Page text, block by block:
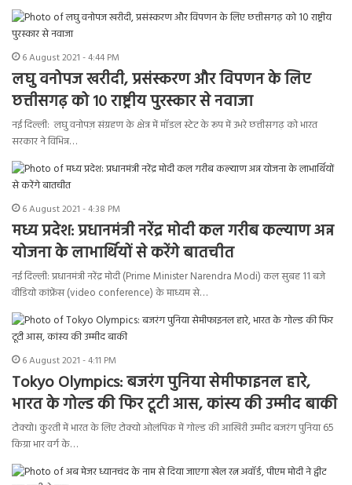
6 August 2021 - 4:44 PM
लघु वनोपज खरीदी, प्रसंस्करण और विपणन के लिए
छत्तीसगढ़ को 10 राष्ट्रीय पुरस्कार से नवाजा
नई दिल्ली: लघु वनोपज़ संग्रहण के क्षेत्र में मॉडल स्टेट के रूप में उभरे छत्तीसगढ़ को भारत
सरकार ने विभिन्न…
6 August 2021 - 4:38 PM
मध्य प्रदेश: प्रधानमंत्री नरेंद्र मोदी कल गरीब कल्याण अन्न
योजना के लाभार्थियों से करेंगे बातचीत
नई दिल्ली: प्रधानमंत्री नरेंद्र मोदी (Prime Minister Narendra Modi) कल सुबह 11 बजे
वीडियो कांफ्रेंस (video conference) के माध्यम से…
6 August 2021 - 4:11 PM
Tokyo Olympics: बजरंग पुनिया सेमीफाइनल हारे,
भारत के गोल्ड की फिर टूटी आस, कांस्य की उम्मीद बाकी
टोक्यो। कुश्ती में भारत के लिए टोक्यो ओलंपिक में गोल्ड की आखिरी उम्मीद बजरंग पुनिया 65
किग्रा भार वर्ग के…